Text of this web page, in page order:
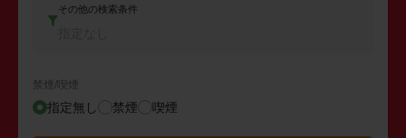
その他の検索条件
禁煙/喫煙
指定無し 禁煙 喫煙